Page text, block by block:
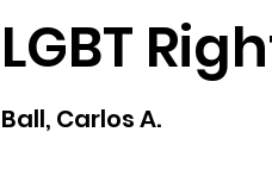
LGBT
Ball, Carlos A.